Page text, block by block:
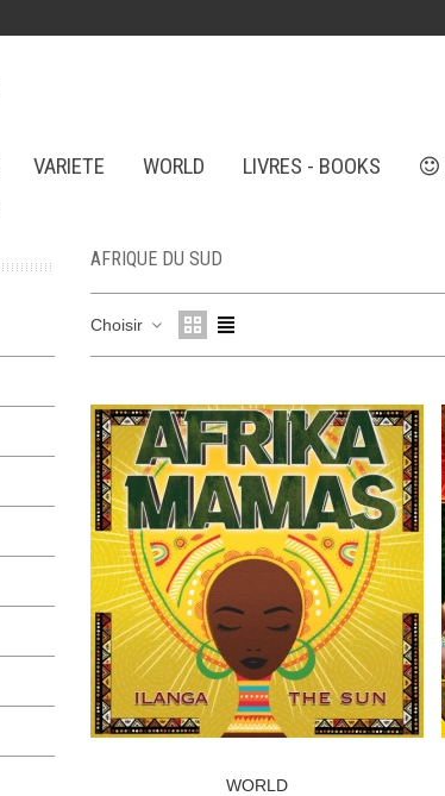
VARIETE WORLD LIVRES - BOOKS
AFRIQUE DU SUD
Choisir
Ajouter Au Panier
WORLD